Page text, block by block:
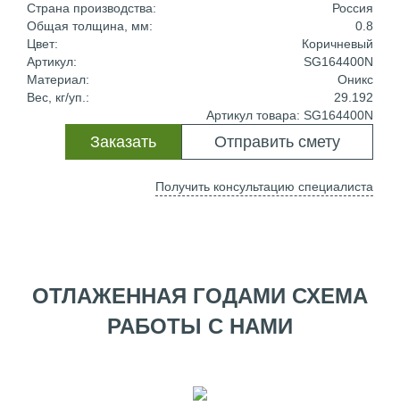
Страна производства:
Россия
Общая толщина, мм:
0.8
Цвет:
Коричневый
Артикул:
SG164400N
Материал:
Оникс
Вес, кг/уп.:
29.192
Артикул товара: SG164400N
Отправить смету
Заказать
Получить консультацию специалиста
ОТЛАЖЕННАЯ ГОДАМИ СХЕМА
РАБОТЫ С НАМИ